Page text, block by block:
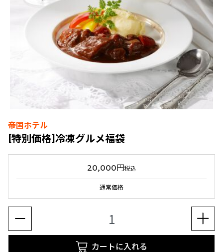
帝国ホテル
[特別価格]冷凍グルメ福袋
20,000円税込
通常価格
カートに入れる